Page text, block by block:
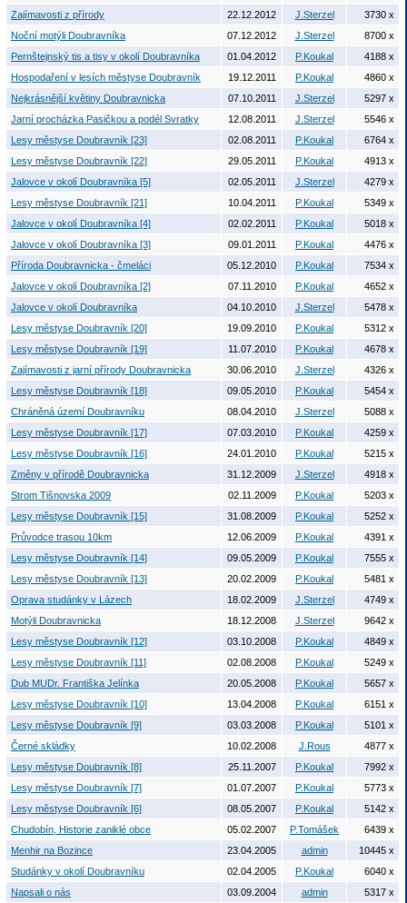
Zajímavosti z přírody
22.12.2012 J.Sterzel
3730 x
Noční motýli Doubravníka
07.12.2012 J.Sterzel
8700 x
Pernštejnský tis a tisy v okolí Doubravníka
01.04.2012 P.Koukal
4188 x
Hospodaření v lesích městyse Doubravník
19.12.2011 P.Koukal
4860 x
Nejkrásnější květiny Doubravnicka
07.10.2011 J.Sterzel
5297 x
Jarní procházka Pasičkou a podél Svratky
12.08.2011 J.Sterzel
5546 x
Lesy městyse Doubravník [23]
02.08.2011 P.Koukal
6764 x
Lesy městyse Doubravník [22]
29.05.2011 P.Koukal
4913 x
Jalovce v okolí Doubravníka [5]
02.05.2011 J.Sterzel
4279 x
Lesy městyse Doubravník [21]
10.04.2011 P.Koukal
5349 x
Jalovce v okolí Doubravníka [4]
02.02.2011 P.Koukal
5018 x
Jalovce v okolí Doubravníka [3]
09.01.2011 P.Koukal
4476 x
Příroda Doubravnicka - čmeláci
05.12.2010 P.Koukal
7534 x
Jalovce v okolí Doubravníka [2]
07.11.2010 P.Koukal
4652 x
Jalovce v okolí Doubravníka
04.10.2010 J.Sterzel
5478 x
Lesy městyse Doubravník [20]
19.09.2010 P.Koukal
5312 x
Lesy městyse Doubravník [19]
11.07.2010 P.Koukal
4678 x
Zajímavosti z jarní přírody Doubravnicka
30.06.2010 J.Sterzel
4326 x
Lesy městyse Doubravník [18]
09.05.2010 P.Koukal
5454 x
Chráněná území Doubravníku
08.04.2010 J.Sterzel
5088 x
Lesy městyse Doubravník [17]
07.03.2010 P.Koukal
4259 x
Lesy městyse Doubravník [16]
24.01.2010 P.Koukal
5215 x
Změny v přírodě Doubravnicka
31.12.2009 J.Sterzel
4918 x
Strom Tišnovska 2009
02.11.2009 P.Koukal
5203 x
Lesy městyse Doubravník [15]
31.08.2009 P.Koukal
5252 x
Průvodce trasou 10km
12.06.2009 P.Koukal
4391 x
Lesy městyse Doubravník [14]
09.05.2009 P.Koukal
7555 x
Lesy městyse Doubravník [13]
20.02.2009 P.Koukal
5481 x
Oprava studánky v Lázech
18.02.2009 J.Sterzel
4749 x
Motýli Doubravnicka
18.12.2008 J.Sterzel
9642 x
Lesy městyse Doubravník [12]
03.10.2008 P.Koukal
4849 x
Lesy městyse Doubravník [11]
02.08.2008 P.Koukal
5249 x
Dub MUDr. Františka Jelínka
20.05.2008 P.Koukal
5657 x
Lesy městyse Doubravník [10]
13.04.2008 P.Koukal
6151 x
Lesy městyse Doubravník [9]
03.03.2008 P.Koukal
5101 x
Černé skládky
10.02.2008 J.Rous
4877 x
Lesy městyse Doubravník [8]
25.11.2007 P.Koukal
7992 x
Lesy městyse Doubravník [7]
01.07.2007 P.Koukal
5773 x
Lesy městyse Doubravník [6]
08.05.2007 P.Koukal
5142 x
Chudobín, Historie zaniklé obce
05.02.2007 P.Tomášek
6439 x
Menhir na Bozince
23.04.2005 admin
10445 x
Studánky v okolí Doubravníku
02.04.2005 P.Koukal
6040 x
Napsali o nás
03.09.2004 admin 5317 x